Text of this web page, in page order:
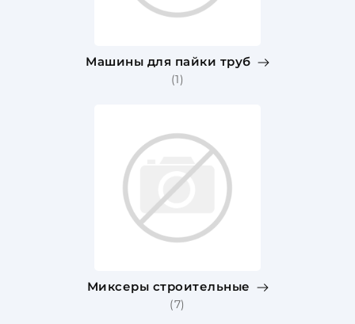
Машины для пайки труб
(1)
Миксеры строительные
(7)